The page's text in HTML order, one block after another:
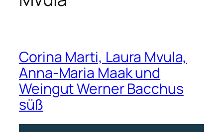
Corina Marti, Laura Mvula,
Anna-Maria Maak und
Weingut Werner Bacchus
süß